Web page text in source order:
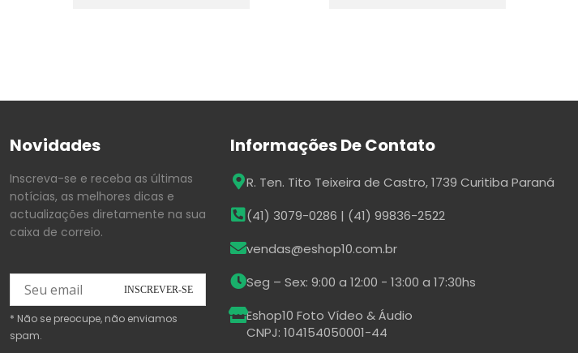
Novidades
Inscreva-se e receba as últimas
notícias, as melhores dicas e
actualizações diretamente na sua
caixa de correio.
* Não se preocupe, não enviamos
spam.
Informações De Contato
R. Ten. Tito Teixeira de Castro, 1739 Curitiba Paraná
(41) 3079-0286 | (41) 99836-2522
vendas@eshop10.com.br
Seg – Sex: 9:00 a 12:00 - 13:00 a 17:30hs
Eshop10 Foto Vídeo & Áudio
CNPJ: 104154050001-44